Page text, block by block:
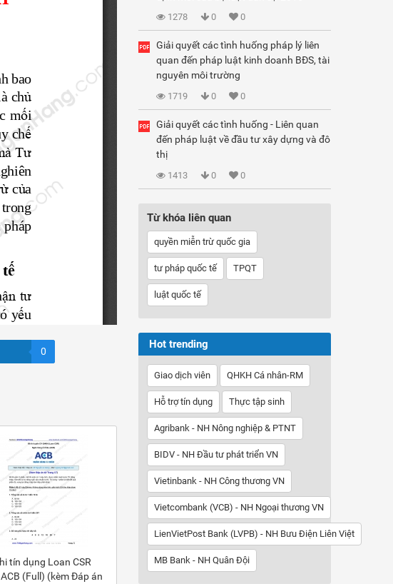
0
tín dụng Loan CSR
(Full) (kèm Đáp án
1278 0 0
Giải quyết các tình huống pháp lý liên
quan đến pháp luật kinh doanh BĐS, tài
nguyên môi trường
1719 0 0
Giải quyết các tình huống - Liên quan
đến pháp luật về đầu tư xây dựng và đô
thị
1413 0 0
Từ khóa liên quan
quyền miễn trừ quốc gia
tư pháp quốc tế TPQT
luật quốc tế
Hot trending
Giao dịch viên QHKH Cá nhân-RM
Hỗ trợ tín dụng Thực tập sinh
Agribank - NH Nông nghiệp & PTNT
BIDV - NH Đầu tư phát triển VN
Vietinbank - NH Công thương VN
Vietcombank (VCB) - NH Ngoại thương VN
LienVietPost Bank (LVPB) - NH Bưu Điện Liên Việt
MB Bank - NH Quân Đội